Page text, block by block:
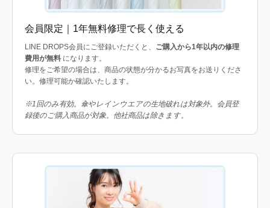
会員限定｜1年無料修理で長く使える
LINE DROPS会員にご登録いただくと、 ご購入から1年以内の修理
費用が無料 になります。
修理をご希望の場合は、商品の状態が分かるお写真をお送りくださ
い。修理可能か確認いたします。
※1回のみ有効。傘やレインウエアの生地破れは対象外。会員登
録後のご購入商品が対象。他社商品は除きます。